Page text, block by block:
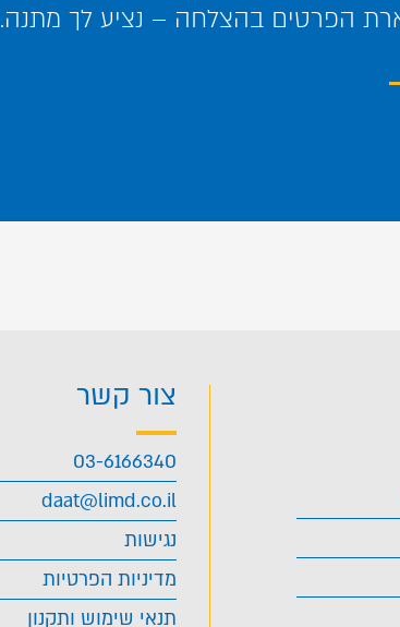
הפרטים בהצלחה – נציע לך מתנה.
צור קשר
03-6166340
daat@limd.co.il
נגישות
מדיניות הפרטיות
תנאי שימוש ותקנון